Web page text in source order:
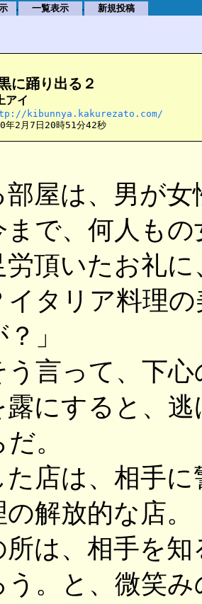
. 一覧表示 . 新規投稿
に踊り出る２
アイ
kibunnya.kakurezato.com/
2月7日20時51分42秒
部屋は、男が
まで、何人も
労頂いたお礼
イタリア料理
」
う言って、下
露にすると、
。
た店は、相手
解放的な店。
所は、相手を
う。と、微笑